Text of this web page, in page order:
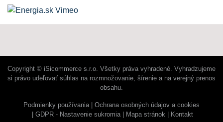
Copyright © iSicommerce s.r.o. Všetky práva vyhradené. Vyhradzujeme
si právo udeľovať súhlas na rozmnožovanie, šírenie a na verejný prenos
obsahu.
Podmienky používania
Ochrana osobných údajov a cookies
GDPR - Nastavenie sukromia
Mapa stránok Kontakt